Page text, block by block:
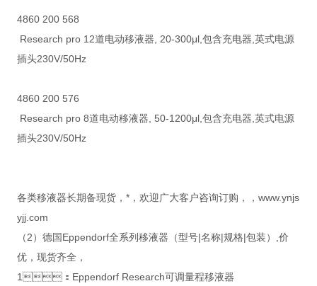
4860 200 568
Research pro 12道电动移液器, 20-300μl,包含充电器,英式电源
插头230V/50Hz
4860 200 576
Research pro 8道电动移液器, 50-1200μl,包含充电器,英式电源
插头230V/50Hz
各类移液器长期备现货，*，欢迎广大客户咨询订购，，www.ynjs
yjj.com
（2）德国Eppendorf全系列移液器（型号|名称|规格|包装）,价
优，现货齐全，
1：Eppendorf Research可调量程移液器